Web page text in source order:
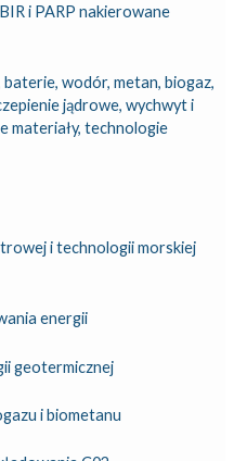
i PARP nakierowane
wodór, metan, biogaz,
jądrowe, wychwyt i
materiały, technologie
i technologii morskiej
energii
geotermicznej
i biometanu